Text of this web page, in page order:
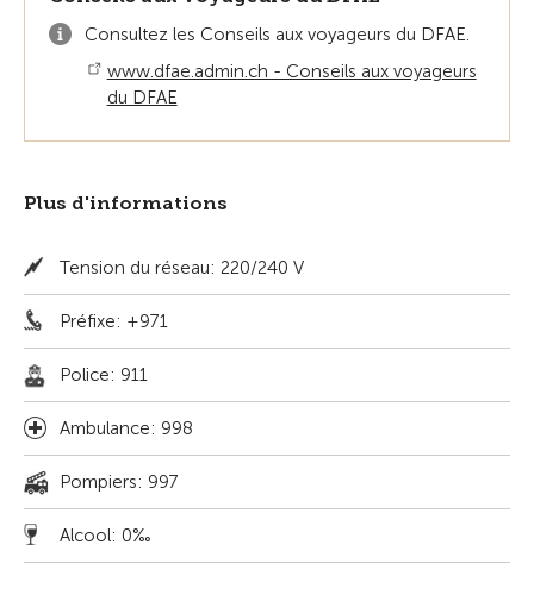
Consultez les Conseils aux voyageurs du DFAE.
www.dfae.admin.ch - Conseils aux voyageurs
du DFAE
Plus d'informations
Tension du réseau: 220/240 V
Préfixe: +971
Police: 911
Ambulance: 998
Pompiers: 997
Alcool: 0‰